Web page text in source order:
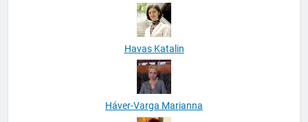
Havas Katalin
Háver-Varga Marianna